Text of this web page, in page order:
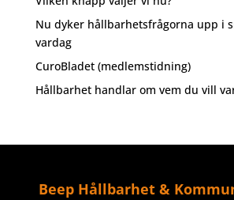
Nu dyker hållbarhetsfrågorna upp i
vardag
CuroBladet (medlemstidning)
Hållbarhet handlar om vem du vill
Beep Hållbarhet &